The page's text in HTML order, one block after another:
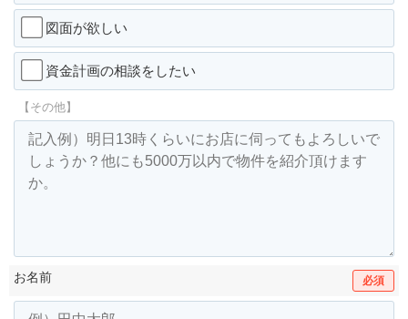
図面が欲しい
資金計画の相談をしたい
【その他】
お名前 必須